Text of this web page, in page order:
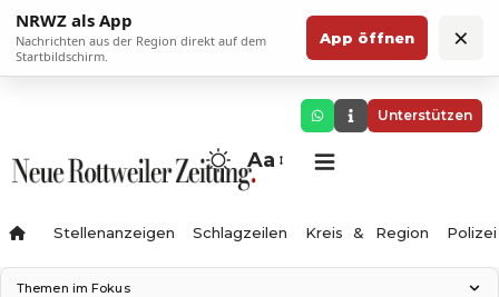
NRWZ als App
Nachrichten aus der Region direkt auf dem
Startbildschirm.
App öffnen ×
Unterstützen
Aa
Stellenanzeigen Schlagzeilen Kreis & Region Polizei
Themen im Fokus